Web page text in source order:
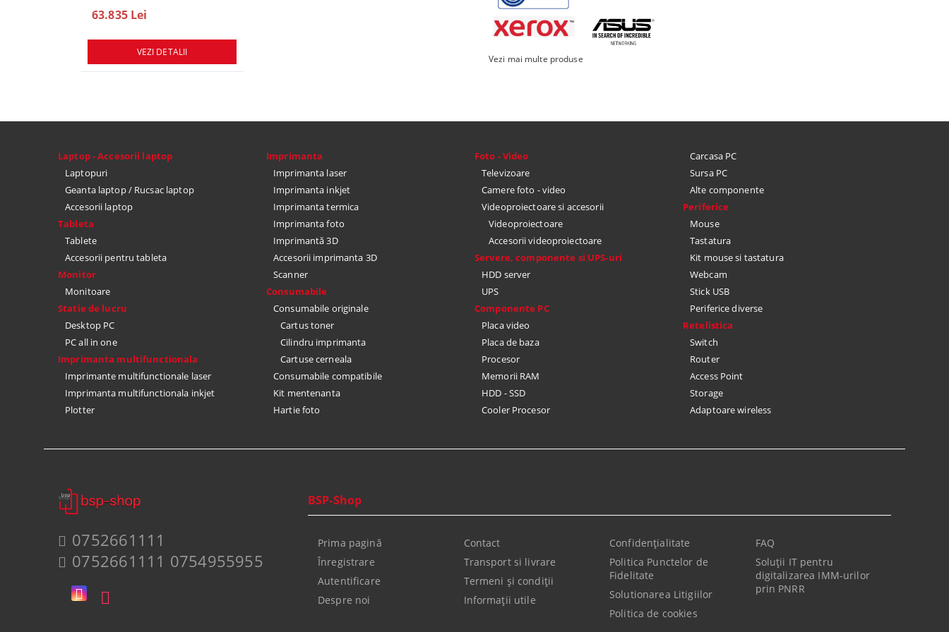
63.835 Lei
VEZI DETALII
SSD, macOS Sequoia
Liquid Retina XDR 1000nits, ram
48GB, 2TB SSD, tastatura INT,
culoare Space Black, macOS Tahoe
21.416 Lei
Vezi mai multe produse
Laptop - Accesorii laptop
Laptopuri
Geanta laptop / Rucsac laptop
Accesorii laptop
Tableta
Tablete
Accesorii pentru tableta
Monitor
Monitoare
Statie de lucru
Desktop PC
PC all in one
Imprimanta multifunctionala
Imprimante multifunctionale laser
Imprimanta multifunctionala inkjet
Plotter
Imprimanta
Imprimanta laser
Imprimanta inkjet
Imprimanta termica
Imprimanta foto
Imprimantă 3D
Accesorii imprimanta 3D
Scanner
Consumabile
Consumabile originale
Cartus toner
Cilindru imprimanta
Cartuse cerneala
Consumabile compatibile
Kit mentenanta
Hartie foto
Foto - Video
Televizoare
Camere foto - video
Videoproiectoare si accesorii
Videoproiectoare
Accesorii videoproiectoare
Servere, componente si UPS-uri
HDD server
UPS
Componente PC
Placa video
Placa de baza
Procesor
Memorii RAM
HDD - SSD
Cooler Procesor
Carcasa PC
Sursa PC
Alte componente
Periferice
Mouse
Tastatura
Kit mouse si tastatura
Webcam
Stick USB
Periferice diverse
Retelistica
Switch
Router
Access Point
Storage
Adaptoare wireless
0752661111
0752661111 0754955955
BSP-Shop
Prima pagină
Înregistrare
Autentificare
Despre noi
Contact
Transport si livrare
Termeni şi condiţii
Informaţii utile
Confidenţialitate
Politica Punctelor de
Fidelitate
Solutionarea Litigiilor
Politica de cookies
FAQ
Soluții IT pentru
digitalizarea IMM-urilor
prin PNRR